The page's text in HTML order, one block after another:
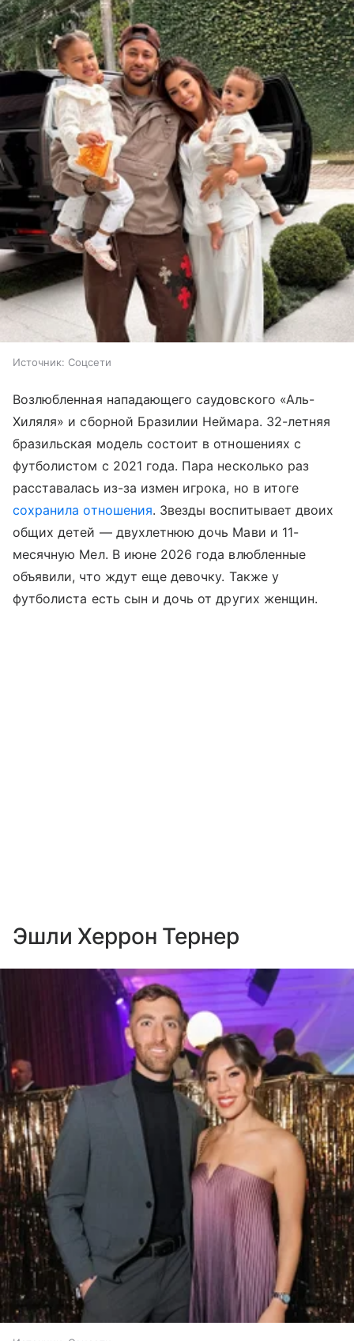
Источник: Соцсети
Возлюбленная нападающего саудовского «Аль-
Хиляля» и сборной Бразилии Неймара. 32-летняя
бразильская модель состоит в отношениях с
футболистом с 2021 года. Пара несколько раз
расставалась из-за измен игрока, но в итоге
сохранила отношения. Звезды воспитывает двоих
общих детей — двухлетнюю дочь Мави и 11-
месячную Мел. В июне 2026 года влюбленные
объявили, что ждут еще девочку. Также у
футболиста есть сын и дочь от других женщин.
Эшли Херрон Тернер